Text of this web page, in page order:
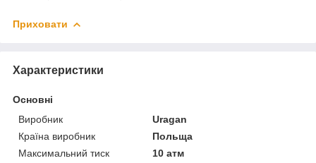
Приховати
Характеристики
Основні
Виробник
Uragan
Країна виробник
Польща
Максимальний тиск
10 атм